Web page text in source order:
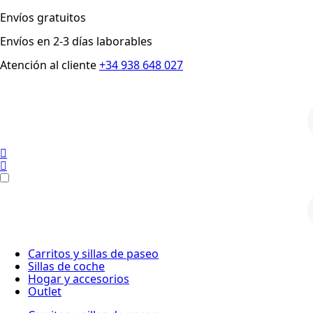
Envíos gratuitos
Envíos en 2-3 días laborables
Atención al cliente+34 938 648 027
Carritos y sillas de paseo
Sillas de coche
Hogar y accesorios
Outlet